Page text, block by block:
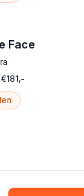
Face
€181,-